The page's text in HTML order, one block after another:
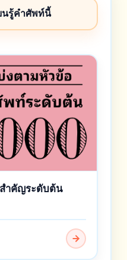
นรู้คำศัพท์นี้
ำคัญระดับต้น